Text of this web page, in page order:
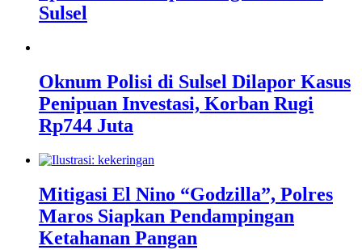
Sulsel
Oknum Polisi di Sulsel Dilapor Kasus
Penipuan Investasi, Korban Rugi
Rp744 Juta
Mitigasi El Nino “Godzilla”, Polres
Maros Siapkan Pendampingan
Ketahanan Pangan